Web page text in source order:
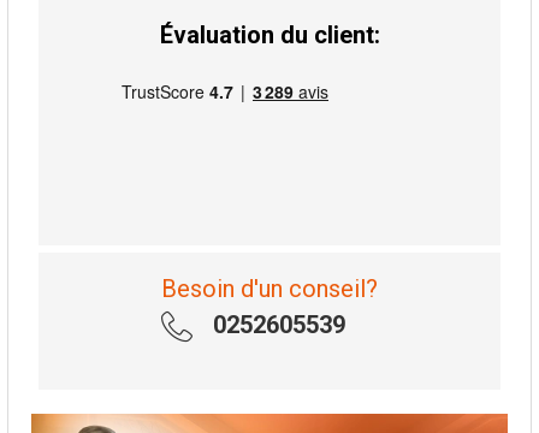
Évaluation du client:
Besoin d'un conseil?
0252605539